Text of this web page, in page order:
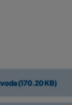
(170.20 KB)